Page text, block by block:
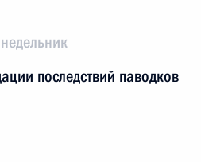
последствий паводков